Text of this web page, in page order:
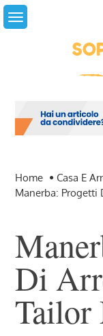
Skip
to
Home
Casa E
Manerba: Progetti
Di
Tailor